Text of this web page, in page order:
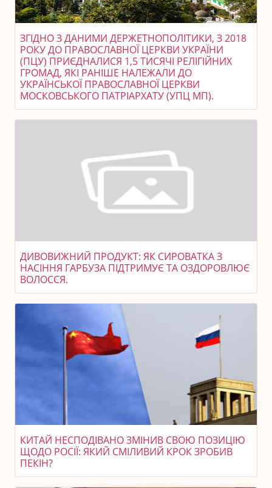
ЗГІДНО З ДАНИМИ ДЕРЖЕТНОПОЛІТИКИ, З 2018
РОКУ ДО ПРАВОСЛАВНОЇ ЦЕРКВИ УКРАЇНИ
(ПЦУ) ПРИЄДНАЛИСЯ 1,5 ТИСЯЧІ РЕЛІГІЙНИХ
ГРОМАД, ЯКІ РАНІШЕ НАЛЕЖАЛИ ДО
УКРАЇНСЬКОЇ ПРАВОСЛАВНОЇ ЦЕРКВИ
МОСКОВСЬКОГО ПАТРІАРХАТУ (УПЦ МП).
ДИВОВИЖНИЙ ПРОДУКТ: ЯК СИРОВАТКА З
НАСІННЯ ГАРБУЗА ПІДТРИМУЄ ТА ОЗДОРОВЛЮЄ
ВОЛОССЯ.
КИТАЙ НЕСПОДІВАНО ЗМІНИВ СВОЮ ПОЗИЦІЮ
ЩОДО РОСІЇ: ЯКИЙ СМІЛИВИЙ КРОК ЗРОБИВ
ПЕКІН?